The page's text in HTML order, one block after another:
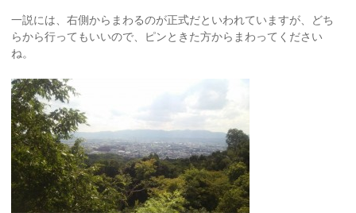
一説には、右側からまわるのが正式だといわれていますが、どち
らから行ってもいいので、ピンときた方からまわってください
ね。